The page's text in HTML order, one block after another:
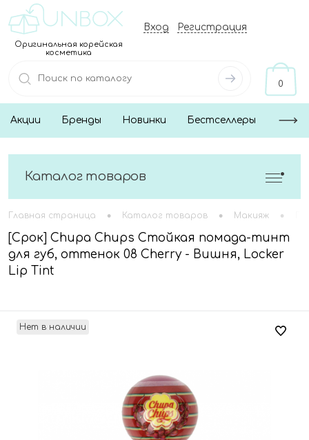
Оригинальная корейская
косметика
Вход Регистрация
0
Акции Бренды Новинки Бестселлеры
Каталог товаров
Главная страница • Каталог товаров • Макияж •
[Срок] Chupa Chups Стойкая помада-тинт
для губ, оттенок 08 Cherry - Вишня, Locker
Lip Tint
Нет в наличии